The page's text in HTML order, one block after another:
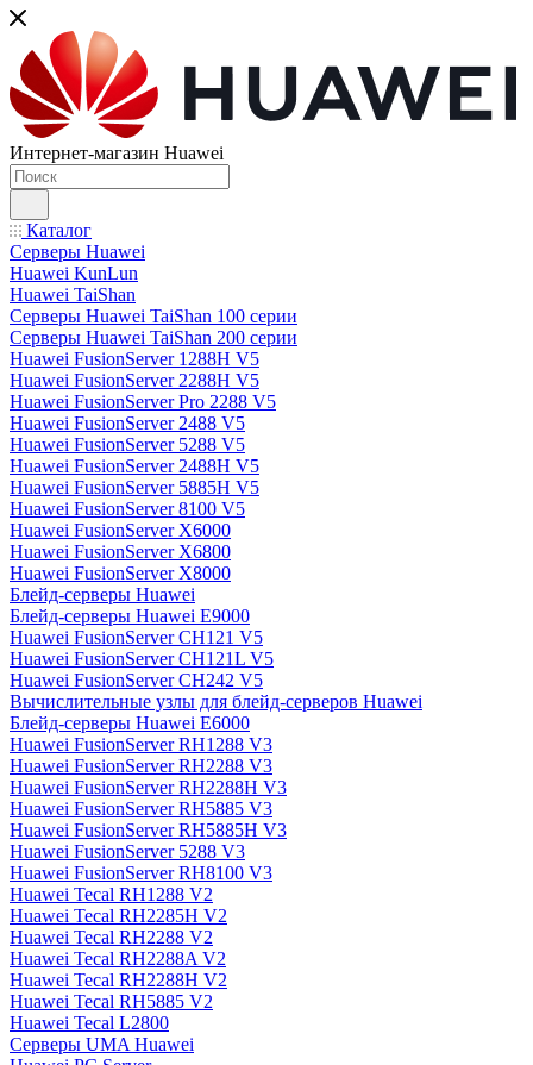
Интернет-магазин Huawei
Каталог
Серверы Huawei
Huawei KunLun
Huawei TaiShan
Серверы Huawei TaiShan 100 серии
Серверы Huawei TaiShan 200 серии
Huawei FusionServer 1288H V5
Huawei FusionServer 2288H V5
Huawei FusionServer Pro 2288 V5
Huawei FusionServer 2488 V5
Huawei FusionServer 5288 V5
Huawei FusionServer 2488H V5
Huawei FusionServer 5885H V5
Huawei FusionServer 8100 V5
Huawei FusionServer X6000
Huawei FusionServer X6800
Huawei FusionServer X8000
Блейд-серверы Huawei
Блейд-серверы Huawei E9000
Huawei FusionServer CH121 V5
Huawei FusionServer CH121L V5
Huawei FusionServer CH242 V5
Вычислительные узлы для блейд-серверов Huawei
Блейд-серверы Huawei E6000
Huawei FusionServer RH1288 V3
Huawei FusionServer RH2288 V3
Huawei FusionServer RH2288H V3
Huawei FusionServer RH5885 V3
Huawei FusionServer RH5885H V3
Huawei FusionServer 5288 V3
Huawei FusionServer RH8100 V3
Huawei Tecal RH1288 V2
Huawei Tecal RH2285H V2
Huawei Tecal RH2288 V2
Huawei Tecal RH2288A V2
Huawei Tecal RH2288H V2
Huawei Tecal RH5885 V2
Huawei Tecal L2800
Серверы UMA Huawei